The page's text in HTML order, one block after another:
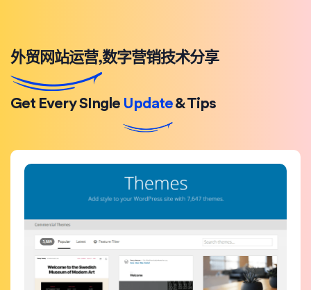
外贸网站运营,数字营销技术分享
Get Every SIngle Update& Tips